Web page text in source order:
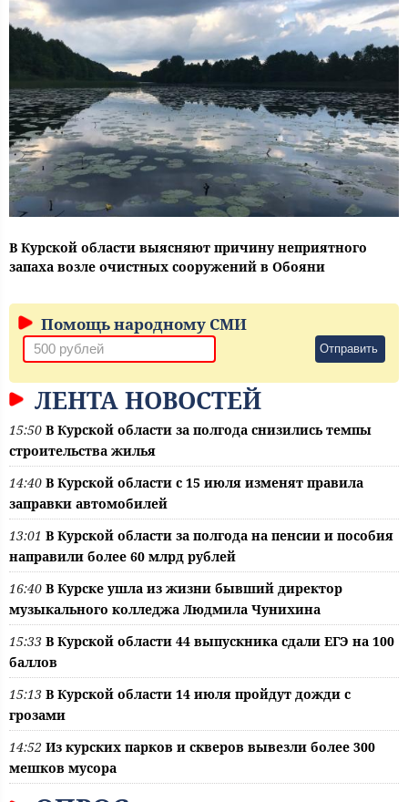
В Курской области выясняют причину неприятного
запаха возле очистных сооружений в Обояни
Помощь народному СМИ
Отправить
ЛЕНТА НОВОСТЕЙ
15:50 В Курской области за полгода снизились темпы
строительства жилья
14:40 В Курской области с 15 июля изменят правила
заправки автомобилей
13:01 В Курской области за полгода на пенсии и пособия
направили более 60 млрд рублей
16:40 В Курске ушла из жизни бывший директор
музыкального колледжа Людмила Чунихина
15:33 В Курской области 44 выпускника сдали ЕГЭ на 100
баллов
15:13 В Курской области 14 июля пройдут дожди с
грозами
14:52 Из курских парков и скверов вывезли более 300
мешков мусора